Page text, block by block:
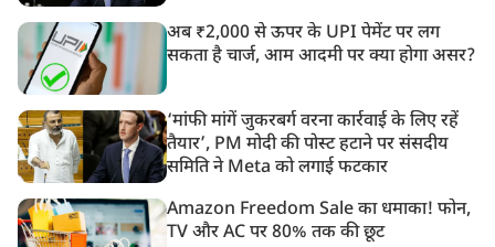
अब ₹2,000 से ऊपर के UPI पेमेंट पर लग
सकता है चार्ज, आम आदमी पर क्या होगा असर?
‘मांफी मांगें जुकरबर्ग वरना कार्रवाई के लिए रहें
तैयार’, PM मोदी की पोस्ट हटाने पर संसदीय
समिति ने Meta को लगाई फटकार
Amazon Freedom Sale का धमाका! फोन,
TV और AC पर 80% तक की छूट